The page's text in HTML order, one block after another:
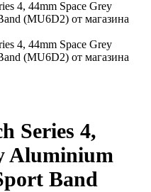
Series 4,
Aluminium
Band